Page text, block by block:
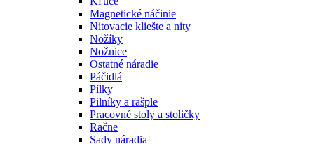
Magnetické náčinie
Nitovacie kliešte a nity
Nožíky
Nožnice
Ostatné náradie
Páčidlá
Pílky
Pilníky a rašple
Pracovné stoly a stoličky
Račne
Sady náradia